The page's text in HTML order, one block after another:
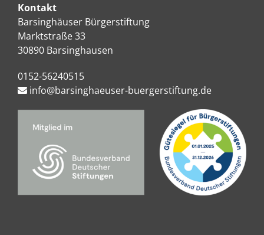
Kontakt
Barsinghäuser Bürgerstiftung
Marktstraße 33
30890 Barsinghausen
0152-56240515
info@barsinghaeuser-buergerstiftung.de